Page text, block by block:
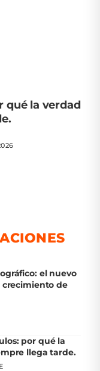
qué la verdad
el nuevo
crecimiento de
por qué la
llega tarde.